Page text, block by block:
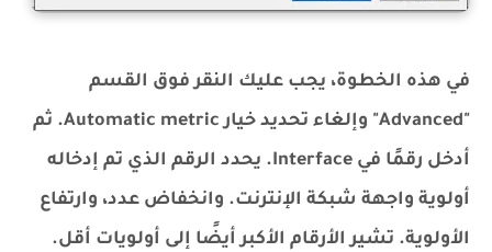
في هذه الخطوة، يجب عليك النقر فوق القسم
"Advanced" وإلغاء تحديد خيار Automatic metric. ثم
أدخل رقمًا في Interface. يحدد الرقم الذي تم إدخاله
أولوية واجهة شبكة الإنترنت. وانخفاض عدد، وارتفاع
الأولوية. تشير الأرقام الأكبر أيضًا إلى أولويات أقل.